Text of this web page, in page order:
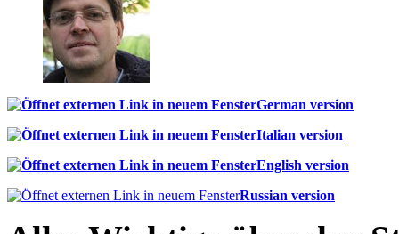
German version
Italian version
English version
Russian version